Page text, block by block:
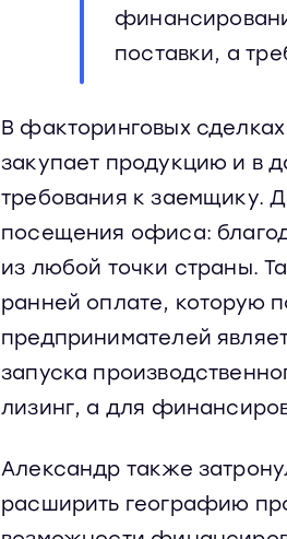
поставки, а
В факторинговых
закупает продукцию и в
требования к заемщику.
посещения офиса:
из любой точки страны.
ранней оплате, которую
предпринимателей
запуска
лизинг, а для
Александр также
расширить географию